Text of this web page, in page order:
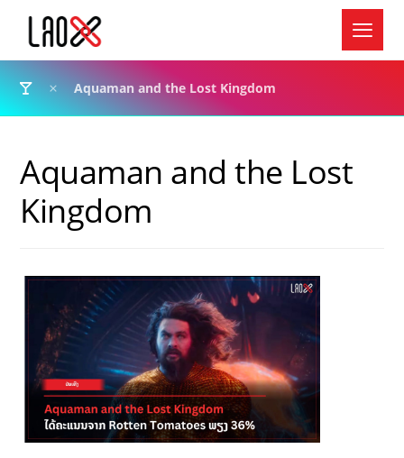
Aquaman and the Lost Kingdom
Aquaman and the Lost
Kingdom